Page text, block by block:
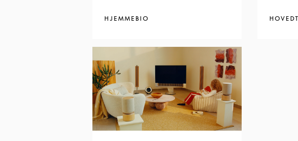
HJEMMEBIO